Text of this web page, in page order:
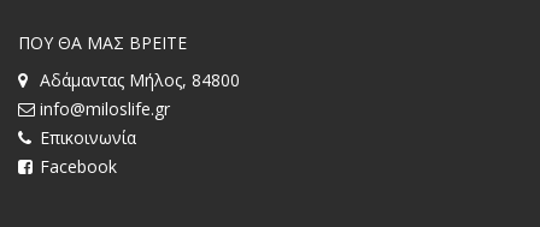
ΠΟΥ ΘΑ ΜΑΣ ΒΡΕΙΤΕ
Αδάμαντας Μήλος, 84800
info@miloslife.gr
Επικοινωνία
Facebook